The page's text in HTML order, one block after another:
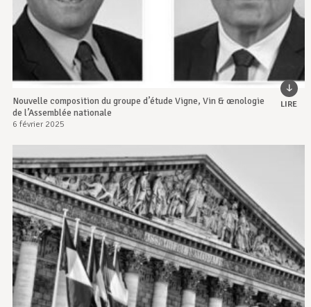
Nouvelle composition du groupe d’étude Vigne, Vin & œnologie
de l’Assemblée nationale
6 février 2025
LIRE